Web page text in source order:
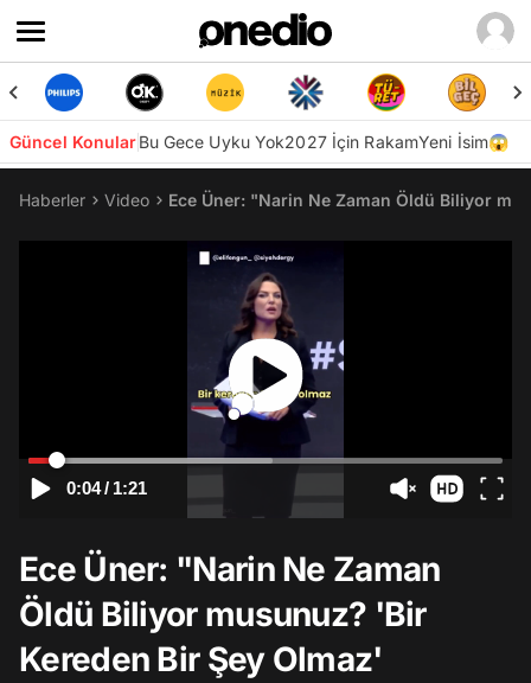
Güncel KonularBu Gece Uyku Yok2027 İçin RakamYeni İsim😱
Haberler Video Ece Üner: "Narin Ne Zaman Öldü Biliyor
0:04/ 1:21
Ece Üner: "Narin Ne Zaman
Öldü Biliyor musunuz? 'Bir
Kereden Bir Şey Olmaz'